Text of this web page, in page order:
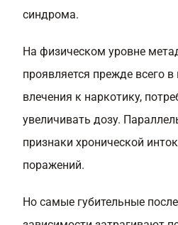
синдрома.
На физическом уровне
проявляется прежде всего
влечения к наркотику,
увеличивать дозу.
признаки хронической
поражений.
Но самые губительные